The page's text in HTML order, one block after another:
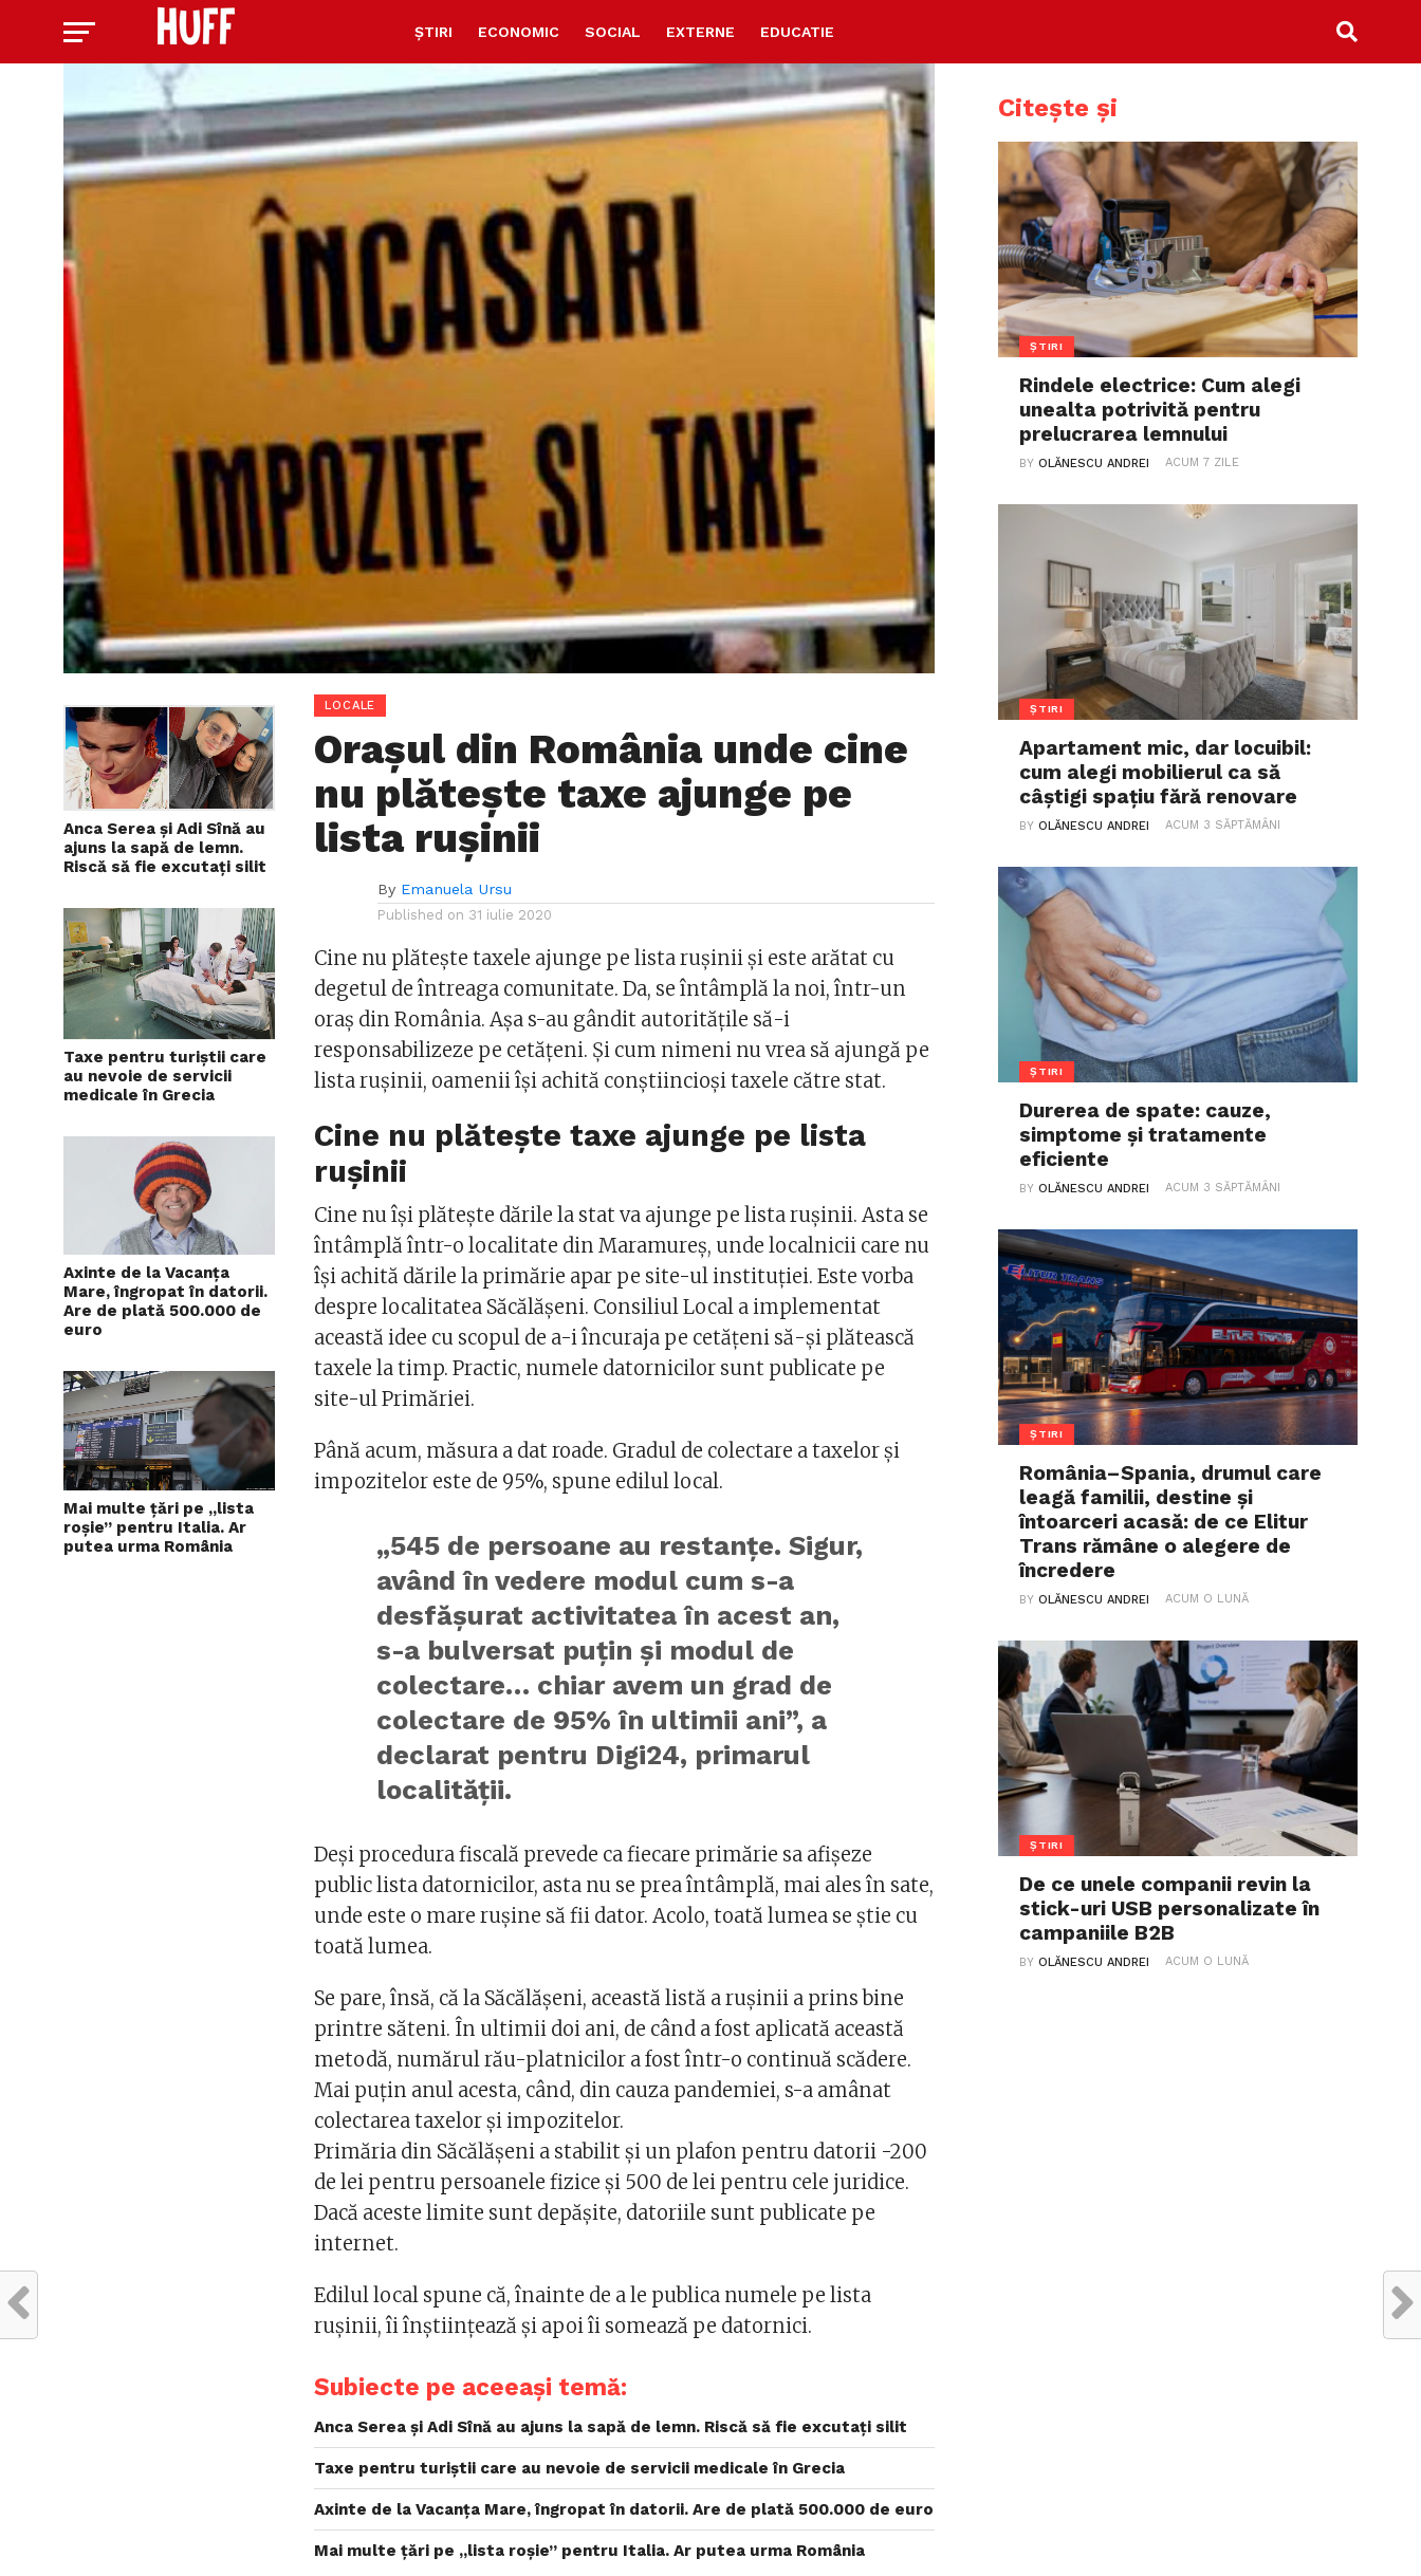
ȘTIRI ECONOMIC SOCIAL EXTERNE EDUCATIE
Anca Serea și Adi Sînă au
ajuns la sapă de lemn.
Riscă să fie excutați silit
Taxe pentru turiștii care
au nevoie de servicii
medicale în Grecia
Axinte de la Vacanța
Mare, îngropat în datorii.
Are de plată 500.000 de
euro
Mai multe țări pe „lista
roșie” pentru Italia. Ar
putea urma România
LOCALE
Orașul din România unde cine
nu plătește taxe ajunge pe
lista rușinii
By Emanuela Ursu
Published on 31 iulie 2020
Cine nu plătește taxele ajunge pe lista rușinii și este arătat cu
degetul de întreaga comunitate. Da, se întâmplă la noi, într-un
oraș din România. Așa s-au gândit autoritățile să-i
responsabilizeze pe cetățeni. Și cum nimeni nu vrea să ajungă pe
lista rușinii, oamenii își achită conștiincioși taxele către stat.
Cine nu plătește taxe ajunge pe lista
rușinii
Cine nu își plătește dările la stat va ajunge pe lista rușinii. Asta se
întâmplă într-o localitate din Maramureș, unde localnicii care nu
își achită dările la primărie apar pe site-ul instituției. Este vorba
despre localitatea Săcălășeni. Consiliul Local a implementat
această idee cu scopul de a-i încuraja pe cetățeni să-și plătească
taxele la timp. Practic, numele datornicilor sunt publicate pe
site-ul Primăriei.
Până acum, măsura a dat roade. Gradul de colectare a taxelor și
impozitelor este de 95%, spune edilul local.
„545 de persoane au restanțe. Sigur,
având în vedere modul cum s-a
desfășurat activitatea în acest an,
s-a bulversat puțin și modul de
colectare… chiar avem un grad de
colectare de 95% în ultimii ani”, a
declarat pentru Digi24, primarul
localității.
Deși procedura fiscală prevede ca fiecare primărie sa afișeze
public lista datornicilor, asta nu se prea întâmplă, mai ales în sate,
unde este o mare rușine să fii dator. Acolo, toată lumea se știe cu
toată lumea.
Se pare, însă, că la Săcălășeni, această listă a rușinii a prins bine
printre săteni. În ultimii doi ani, de când a fost aplicată această
metodă, numărul rău-platnicilor a fost într-o continuă scădere.
Mai puțin anul acesta, când, din cauza pandemiei, s-a amânat
colectarea taxelor și impozitelor.
Primăria din Săcălășeni a stabilit și un plafon pentru datorii -200
de lei pentru persoanele fizice și 500 de lei pentru cele juridice.
Dacă aceste limite sunt depășite, datoriile sunt publicate pe
internet.
Edilul local spune că, înainte de a le publica numele pe lista
rușinii, îi înștiințează și apoi îi somează pe datornici.
Subiecte pe aceeași temă:
Anca Serea și Adi Sînă au ajuns la sapă de lemn. Riscă să fie excutați silit
Taxe pentru turiștii care au nevoie de servicii medicale în Grecia
Axinte de la Vacanța Mare, îngropat în datorii. Are de plată 500.000 de euro
Mai multe țări pe „lista roșie” pentru Italia. Ar putea urma România
Citește și
ȘTIRI
Rindele electrice: Cum alegi
unealta potrivită pentru
prelucrarea lemnului
BYOLĂNESCU ANDREI ACUM 7 ZILE
ȘTIRI
Apartament mic, dar locuibil:
cum alegi mobilierul ca să
câștigi spațiu fără renovare
BYOLĂNESCU ANDREI ACUM 3 SĂPTĂMÂNI
ȘTIRI
Durerea de spate: cauze,
simptome și tratamente
eficiente
BYOLĂNESCU ANDREI ACUM 3 SĂPTĂMÂNI
ȘTIRI
România–Spania, drumul care
leagă familii, destine și
întoarceri acasă: de ce Elitur
Trans rămâne o alegere de
încredere
BYOLĂNESCU ANDREI ACUM O LUNĂ
ȘTIRI
De ce unele companii revin la
stick-uri USB personalizate în
campaniile B2B
BYOLĂNESCU ANDREI ACUM O LUNĂ